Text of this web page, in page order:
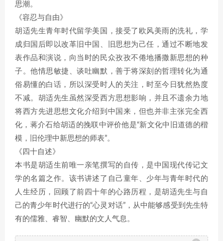
思潮。
《容忍与自由》
胡适先生青年时代留学美国，接受了欧风美雨的洗礼，学
成归国后即以改革旧中国、旧思想为己任，通过不断地发
表作品和演说，向当时的民众孜孜不倦地播撒新思想的种
子。他情思敏捷、谈吐幽默，善于将深刻的哲理转化为通
俗易懂的白话，所以深受时人的关注，时至今日犹然热度
不减。胡适先生虽然深受西方思想影响，并且不遗余力地
将西方先进思想文化介绍到中国来，但也并非主张完全西
化，蒋介石给胡适的挽联中评价他是“新文化中旧道德的楷
模，旧伦理中新思想的师表”。
《四十自述》
本书是胡适生前唯一亲笔撰写的自传，是中国现代传记文
学的名篇之作。该书讲述了自己童年、少年与青年时代的
人生经历，回顾了前四十年的心路历程，是胡适先生与自
己的青少年时代进行的“心灵对话”，从中能够感受到先生特
有的儒雅、睿智、幽默的文人气息。